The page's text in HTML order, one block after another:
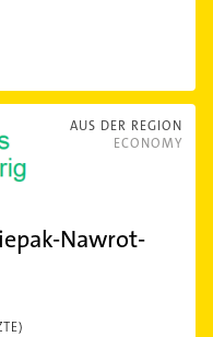
AUS DER REGION
ECONOMY
Nawrot-